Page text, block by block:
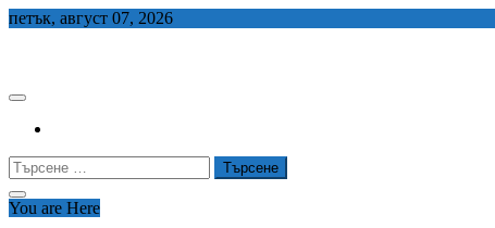
Skip
петък, август 07, 2026
Търсене
за:
You are Here